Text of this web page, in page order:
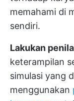
memahami di
sendiri.
Lakukan
keterampilan
simulasi yang
menggunakan